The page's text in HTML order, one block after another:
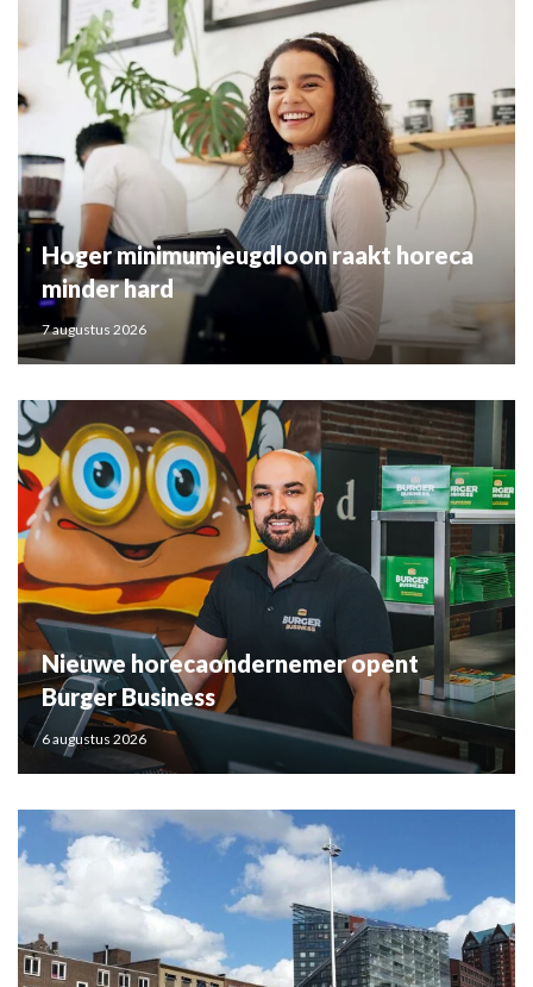
Hoger minimumjeugdloon raakt horeca
minder hard
7 augustus 2026
Nieuwe horecaondernemer opent
Burger Business
6 augustus 2026